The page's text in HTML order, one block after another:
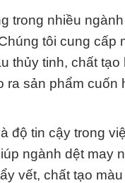
trong nhiều
tôi cung cấp
thủy tinh, chất tạo
ra sản phẩm cuốn
độ tin cậy trong
ngành dệt may
vết, chất tạo